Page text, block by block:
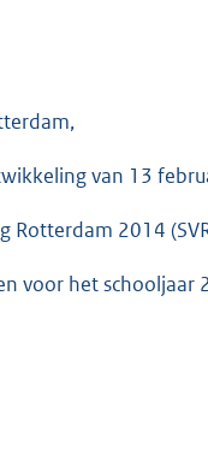
van 13
Rotterdam 2014
voor het